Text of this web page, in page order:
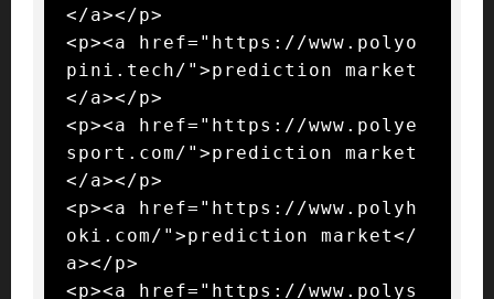
</a></p>
<p><a href="https://www.polyo
pini.tech/">prediction market
</a></p>
<p><a href="https://www.polye
sport.com/">prediction market
</a></p>
<p><a href="https://www.polyh
oki.com/">prediction market</
a></p>
<p><a href="https://www.polys